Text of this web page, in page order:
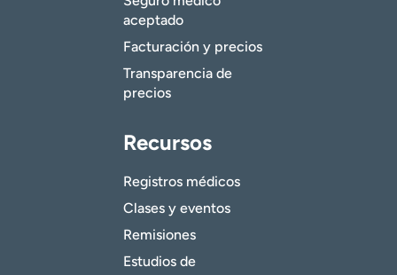
aceptado
Facturación y precios
Transparencia de
precios
Recursos
Registros médicos
Clases y eventos
Remisiones
Estudios de